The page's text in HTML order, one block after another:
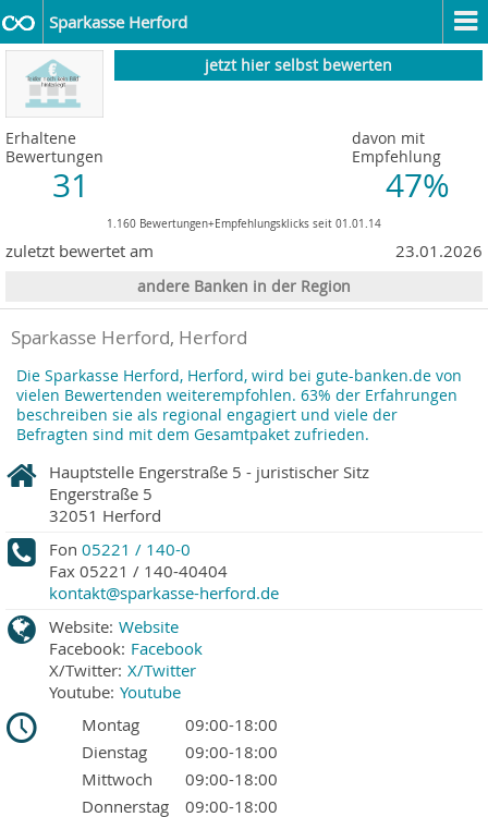
Sparkasse Herford
jetzt hier selbst bewerten
Erhaltene
Bewertungen
31
davon mit
Empfehlung
47%
1.160 Bewertungen+Empfehlungsklicks seit 01.01.14
zuletzt bewertet am 23.01.2026
andere Banken in der Region
Sparkasse Herford, Herford
Die Sparkasse Herford, Herford, wird bei gute-banken.de von
vielen Bewertenden weiterempfohlen. 63% der Erfahrungen
beschreiben sie als regional engagiert und viele der
Befragten sind mit dem Gesamtpaket zufrieden.
Hauptstelle Engerstraße 5 - juristischer Sitz
Engerstraße 5
32051 Herford
Fon 05221 / 140-0
Fax 05221 / 140-40404
kontakt@sparkasse-herford.de
Website: Website
Facebook: Facebook
X/Twitter: X/Twitter
Youtube: Youtube
Montag
09:00-18:00
Dienstag
09:00-18:00
Mittwoch
09:00-18:00
Donnerstag
09:00-18:00